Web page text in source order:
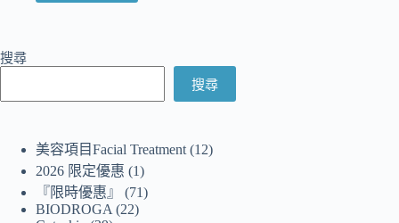
搜尋
搜尋
美容項目Facial Treatment 12
2026 限定優惠
1
『限時優惠』
71
BIODROGA
22